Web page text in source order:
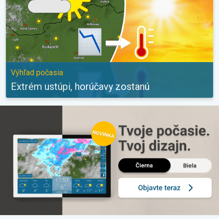
Výhľad počasia
Extrém ustúpi, horúčavy zostanú